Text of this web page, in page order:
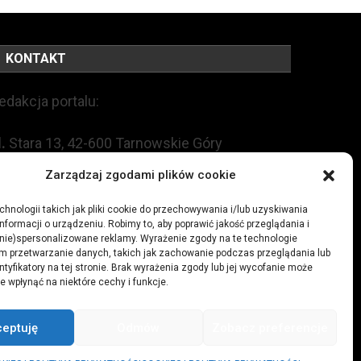
Zarządzaj zgodami plików cookie
takich jak pliki cookie do przechowywania i/lub uzyskiwania
o urządzeniu. Robimy to, aby poprawić jakość przeglądania i
reklamy. Wyrażenie zgody na te technologie
przetwarzanie danych, takich jak zachowanie podczas przeglądania lub
na tej stronie. Brak wyrażenia zgody lub jej wycofanie może
wpłynąć na niektóre cechy i funkcje.
KONTAKT
portalu:
Stara 13, 42-600 Tarnowskie Góry
+48 509 547 822
redakcja@czytamiwiem.pl
biuro@czytamiwiem.pl